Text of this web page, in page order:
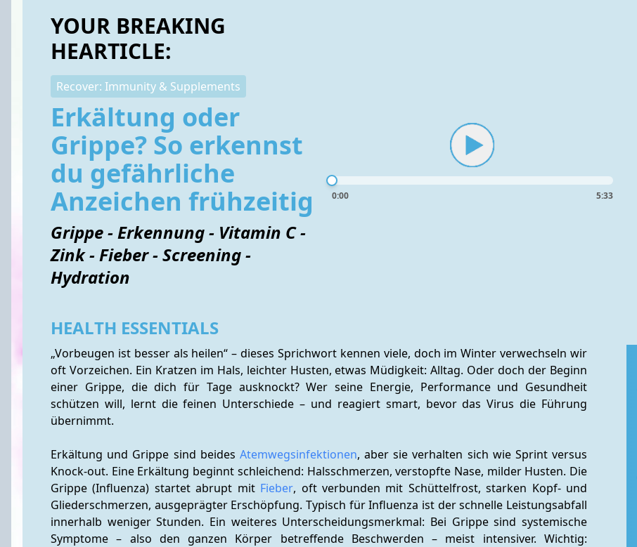
YOUR BREAKING
HEARTICLE:
Recover: Immunity & Supplements
Erkältung oder
Grippe? So erkennst
du gefährliche
Anzeichen frühzeitig
Grippe - Erkennung - Vitamin C -
Zink - Fieber - Screening -
Hydration
0:00 5:33
HEALTH ESSENTIALS
„Vorbeugen ist besser als heilen“ – dieses Sprichwort kennen viele, doch im Winter verwechseln wir
oft Vorzeichen. Ein Kratzen im Hals, leichter Husten, etwas Müdigkeit: Alltag. Oder doch der Beginn
einer Grippe, die dich für Tage ausknockt? Wer seine Energie, Performance und Gesundheit
schützen will, lernt die feinen Unterschiede – und reagiert smart, bevor das Virus die Führung
übernimmt.
Erkältung und Grippe sind beides Atemwegsinfektionen, aber sie verhalten sich wie Sprint versus
Knock-out. Eine Erkältung beginnt schleichend: Halsschmerzen, verstopfte Nase, milder Husten. Die
Grippe (Influenza) startet abrupt mit Fieber, oft verbunden mit Schüttelfrost, starken Kopf- und
Gliederschmerzen, ausgeprägter Erschöpfung. Typisch für Influenza ist der schnelle Leistungsabfall
innerhalb weniger Stunden. Ein weiteres Unterscheidungsmerkmal: Bei Grippe sind systemische
Symptome – also den ganzen Körper betreffende Beschwerden – meist intensiver. Wichtig: